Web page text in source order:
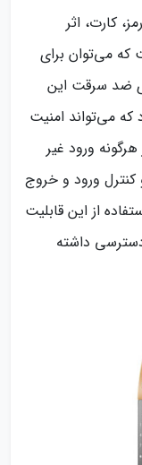
کارت، اثر
که می‌توان برای
ضد سرقت این
که می‌تواند امنیت
ورود غیر
ورود و خروج
از این قابلیت
داشته